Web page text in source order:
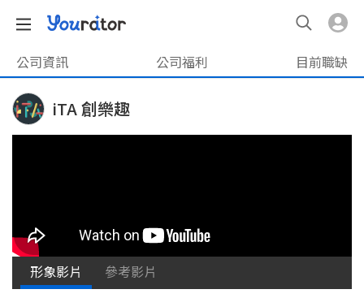
公司資訊 公司福利 目前職缺
iTA 創樂趣
形象影片 參考影片